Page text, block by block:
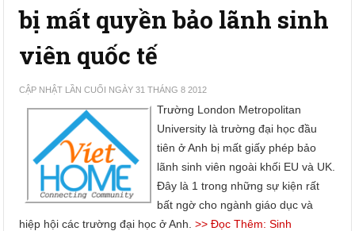
bị mất quyền bảo lãnh sinh
viên quốc tế
CẬP NHẬT LẦN CUỐI NGÀY 31 THÁNG 8 2012
Trường London Metropolitan
University là trường đại học đầu
tiên ở Anh bị mất giấy phép bảo
lãnh sinh viên ngoài khối EU và UK.
Đây là 1 trong những sự kiện rất
bất ngờ cho ngành giáo dục và
hiệp hội các trường đại học ở Anh.>> Đọc Thêm: Sinh